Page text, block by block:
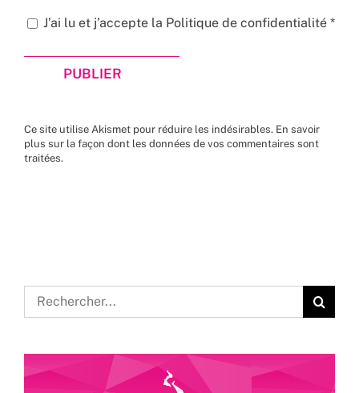
J’ai lu et j’accepte la Politique de confidentialité *
Ce site utilise Akismet pour réduire les indésirables. En savoir
plus sur la façon dont les données de vos commentaires sont
traitées.
Rechercher: